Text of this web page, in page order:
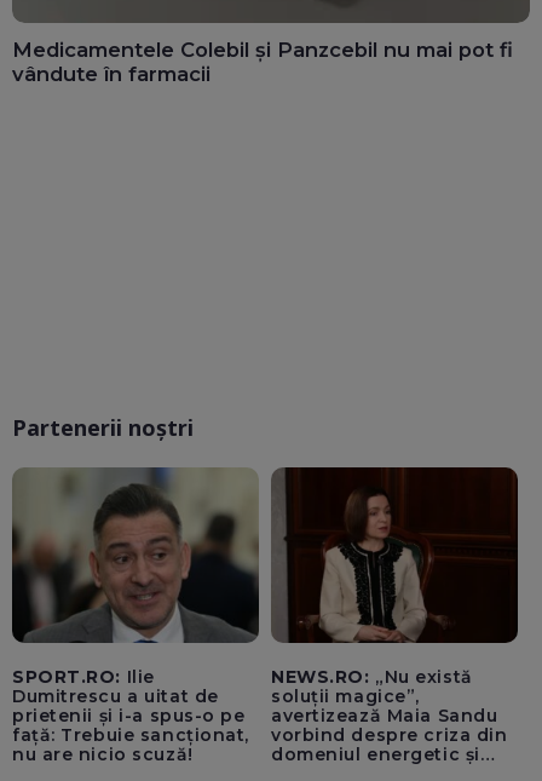
Medicamentele Colebil și Panzcebil nu mai pot fi
vândute în farmacii
Partenerii noștri
SPORT.RO: Ilie
Dumitrescu a uitat de
prietenii și i-a spus-o pe
față: Trebuie sancționat,
nu are nicio scuză!
NEWS.RO: „Nu există
soluții magice”,
avertizează Maia Sandu
vorbind despre criza din
domeniul energetic și